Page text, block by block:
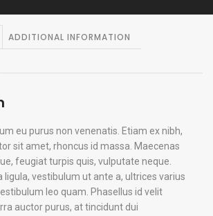
ADDITIONAL INFORMATION
eu purus non venenatis. Etiam ex nibh,
sit amet, rhoncus id massa. Maecenas
feugiat turpis quis, vulputate neque.
ligula, vestibulum ut ante a, ultrices varius
leo quam. Phasellus id velit
auctor purus, at tincidunt dui